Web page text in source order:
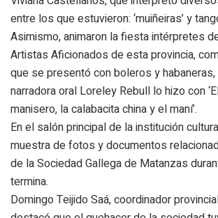
entre los que estuvieron: ‘muiñeiras’ y
Asimismo, animaron la fiesta intérpretes
Artistas Aficionados de esta provincia,
que se presentó con boleros y
narradora oral Loreley Rebull lo hizo con
manisero, la calabacita china y el maní’.
En el salón principal de la institución
muestra de fotos y documentos
de la Sociedad Gallega de Matanzas
termina.
Domingo Teijido Saá, coordinador